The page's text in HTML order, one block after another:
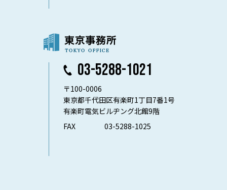
03-5288-1021
〒100-0006
東京都千代田区有楽町1丁目7番1号
有楽町電気ビルヂング北館9階
FAX
03-5288-1025